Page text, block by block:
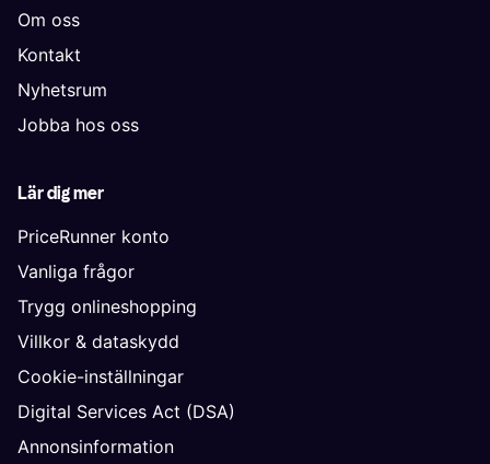
Om oss
Kontakt
Nyhetsrum
Jobba hos oss
Lär dig mer
PriceRunner konto
Vanliga frågor
Trygg onlineshopping
Villkor & dataskydd
Cookie-inställningar
Digital Services Act (DSA)
Annonsinformation